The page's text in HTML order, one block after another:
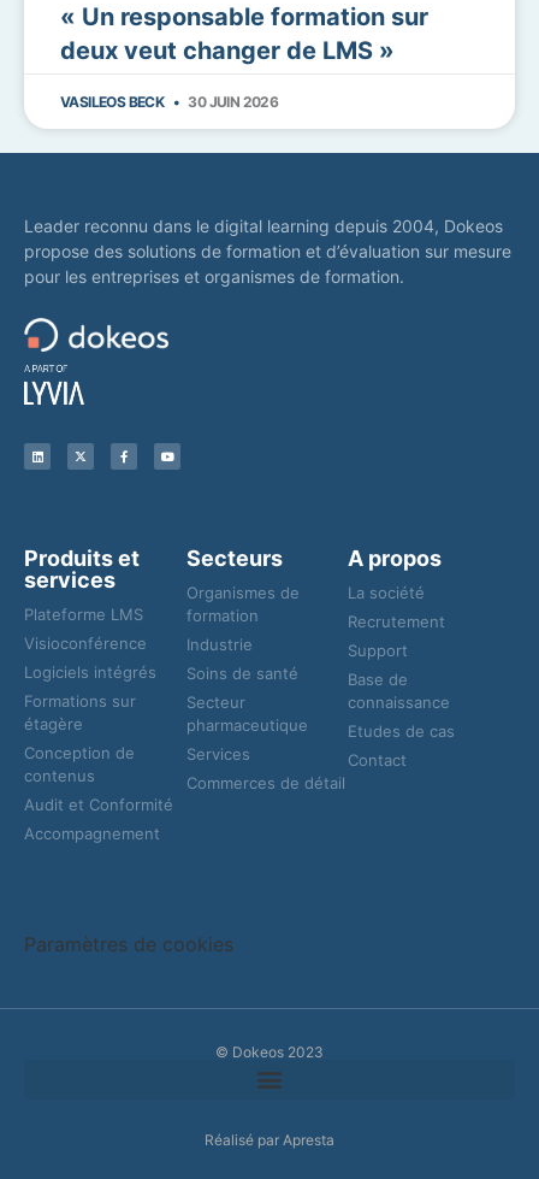
« Un responsable formation sur
deux veut changer de LMS »
VASILEOS BECK 30 JUIN 2026
Leader reconnu dans le digital learning depuis 2004, Dokeos
propose des solutions de formation et d’évaluation sur mesure
pour les entreprises et organismes de formation.
Produits et
services
Plateforme LMS
Visioconférence
Logiciels intégrés
Formations sur
étagère
Conception de
contenus
Audit et Conformité
Accompagnement
Secteurs
Organismes de
formation
Industrie
Soins de santé
Secteur
pharmaceutique
Services
Commerces de détail
A propos
La société
Recrutement
Support
Base de
connaissance
Etudes de cas
Contact
Paramètres de cookies
© Dokeos 2023
Réalisé par Apresta